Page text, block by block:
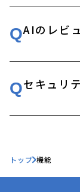
QAIのレビ
Qセキュリ
トップ 機能